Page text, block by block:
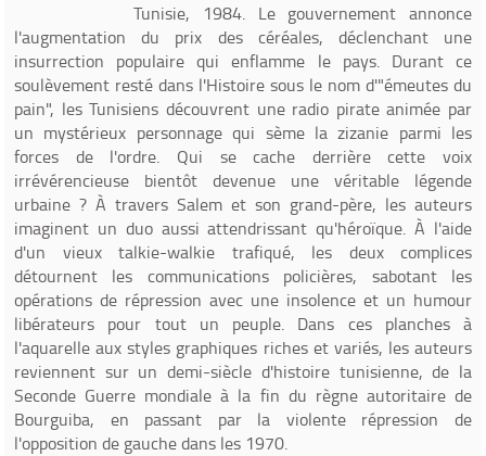
Tunisie, 1984. Le gouvernement annonce
l'augmentation du prix des céréales, déclenchant une
insurrection populaire qui enflamme le pays. Durant ce
soulèvement resté dans l'Histoire sous le nom d'"émeutes du
pain", les Tunisiens découvrent une radio pirate animée par
un mystérieux personnage qui sème la zizanie parmi les
forces de l'ordre. Qui se cache derrière cette voix
irrévérencieuse bientôt devenue une véritable légende
urbaine ? À travers Salem et son grand-père, les auteurs
imaginent un duo aussi attendrissant qu'héroïque. À l'aide
d'un vieux talkie-walkie trafiqué, les deux complices
détournent les communications policières, sabotant les
opérations de répression avec une insolence et un humour
libérateurs pour tout un peuple. Dans ces planches à
l'aquarelle aux styles graphiques riches et variés, les auteurs
reviennent sur un demi-siècle d'histoire tunisienne, de la
Seconde Guerre mondiale à la fin du règne autoritaire de
Bourguiba, en passant par la violente répression de
l'opposition de gauche dans les 1970.